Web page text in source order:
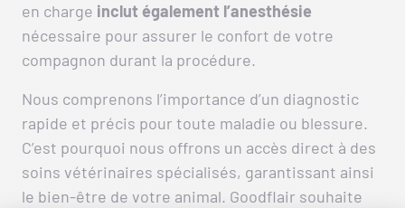
en charge inclut également l’anesthésie
nécessaire pour assurer le confort de votre
compagnon durant la procédure.
Nous comprenons l’importance d’un diagnostic
rapide et précis pour toute maladie ou blessure.
C’est pourquoi nous offrons un accès direct à des
soins vétérinaires spécialisés, garantissant ainsi
le bien-être de votre animal. Goodflair souhaite